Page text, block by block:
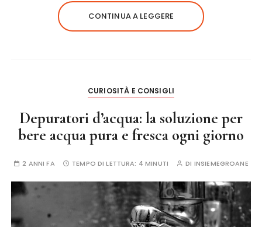
CONTINUA A LEGGERE
CURIOSITÀ E CONSIGLI
Depuratori d’acqua: la soluzione per
bere acqua pura e fresca ogni giorno
2 ANNI FA TEMPO DI LETTURA: 4 MINUTI DI INSIEMEGROANE